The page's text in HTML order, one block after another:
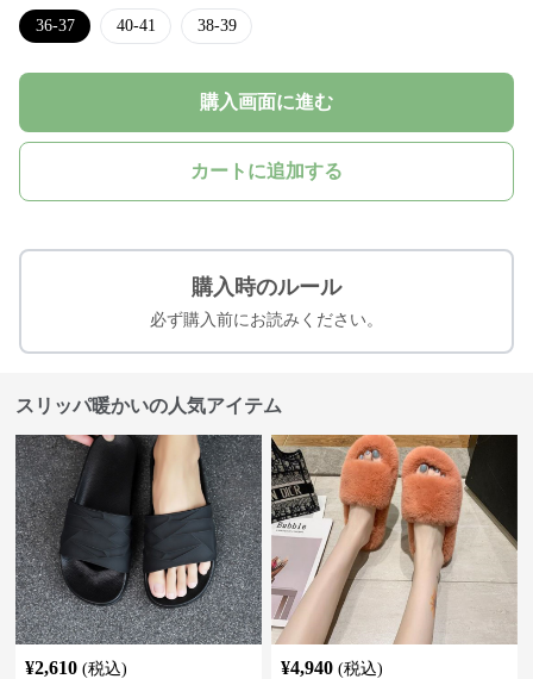
36-37 40-41 38-39
購入画面に進む
カートに追加する
購入時のルール
必ず購入前にお読みください。
スリッパ暖かいの人気アイテム
¥2,610 (税込)
¥4,940 (税込)